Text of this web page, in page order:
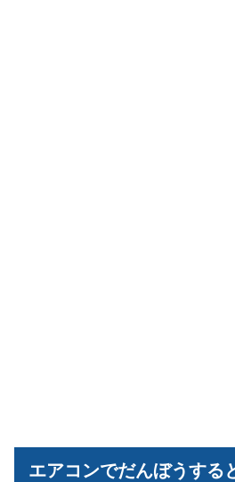
エアコンでだんぼうする